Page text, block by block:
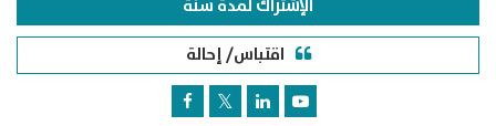
الإشتراك لمدة سنة
اقتباس/ إحالة